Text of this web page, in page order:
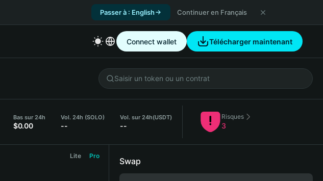
Passer à : English Continuer en Français
Connect wallet Télécharger maintenant
Bas sur 24h
$0.00
Vol. 24h (SOLO)
--
Vol. sur 24h(USDT)
--
Risques
3
Lite Pro
Swap